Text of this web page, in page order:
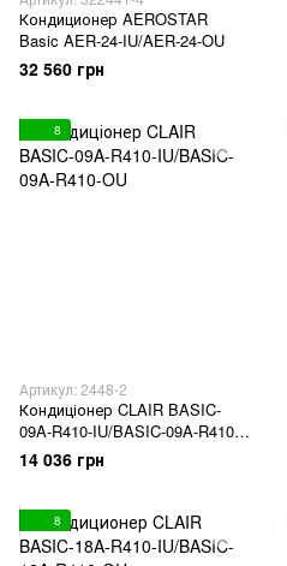
Кондиционер AEROSTAR
Basic AER-24-IU/AER-24-OU
32 560 грн
8
Артикул: 2448-2
Кондиціонер CLAIR BASIC-
09A-R410-IU/BASIC-09A-R410-
OU
14 036 грн
8